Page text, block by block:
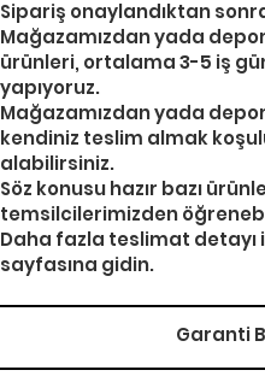
Sipariş onaylandıktan
Mağazamızdan yada
ürünleri, ortalama 3-5 iş
yapıyoruz.
Mağazamızdan yada
kendiniz teslim almak
alabilirsiniz.
Söz konusu hazır bazı
temsilcilerimizden
Daha fazla teslimat detayı
sayfasına gidin.
Garanti